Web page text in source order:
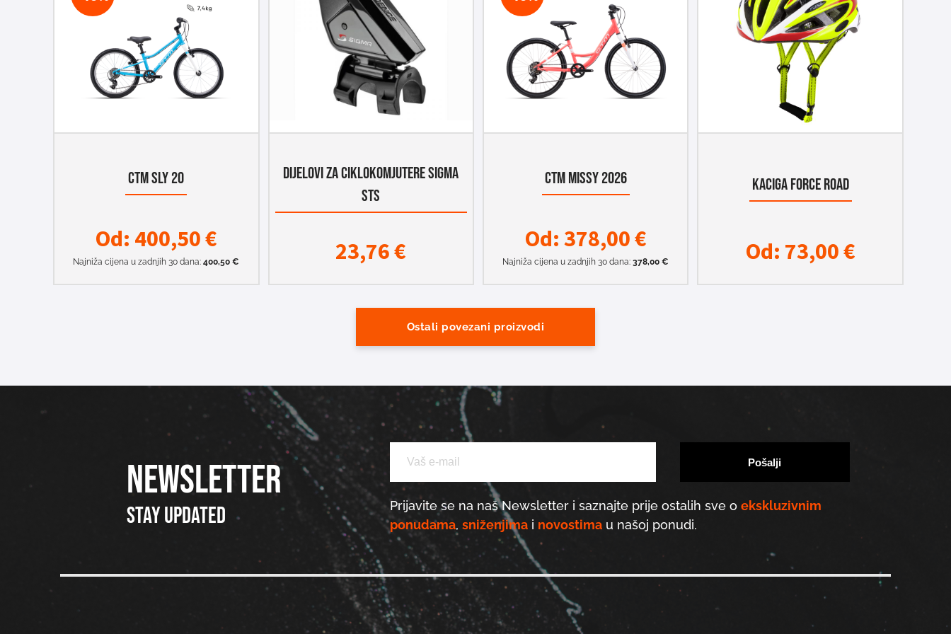
CTM SLY 20
Od:400,50€
Najniža cijena u zadnjih 30 dana:400,50€
DIJELOVI ZA CIKLOKOMJUTERE SIGMA
STS
23,76€
CTM MISSY 2026
Od:378,00€
Najniža cijena u zadnjih 30 dana:378,00€
KACIGA FORCE ROAD
Od:73,00€
Ostali povezani proizvodi
NEWSLETTER
Stay updated Prijavite se na naš Newsletter i saznajte prije ostalih sve o ekskluzivnim
ponudama, sniženjimai novostimau našoj ponudi.